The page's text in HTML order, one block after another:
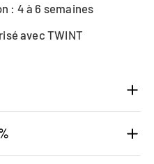
: 4 à 6 semaines
avec TWINT